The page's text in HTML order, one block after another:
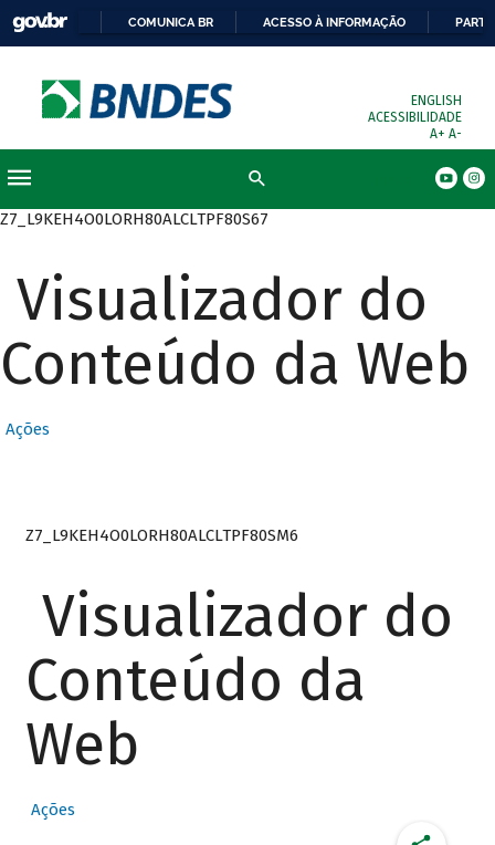
COMUNICA BR ACESSO À INFORMAÇÃO
ENGLISH
ACESSIBILIDADE
A+ A-
Z7_L9KEH4O0LORH80ALCLTPF80S67
Visualizador do
Conteúdo da Web
Ações
Z7_L9KEH4O0LORH80ALCLTPF80SM6
Visualizador do
Conteúdo da
Web
Ações